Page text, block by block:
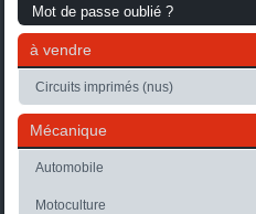
Mot de passe oublié ?
à vendre
Circuits imprimés (nus)
Mécanique
Automobile
Motoculture